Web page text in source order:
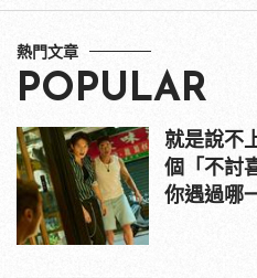
熱門文章
POPULAR
就是說不
個「不討
你遇過哪